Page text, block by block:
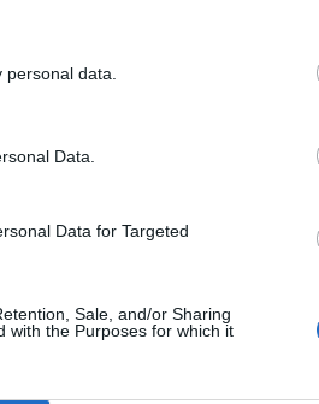
data.
Data.
Data for Targeted
Sale, and/or Sharing
with the Purposes for which it
del centrodestra ci
solida e
che vuole
della Giunta di
alle bufere
presidente della
a quello del
Franceschini, non
prova a crederci
Alessandrini, figlio